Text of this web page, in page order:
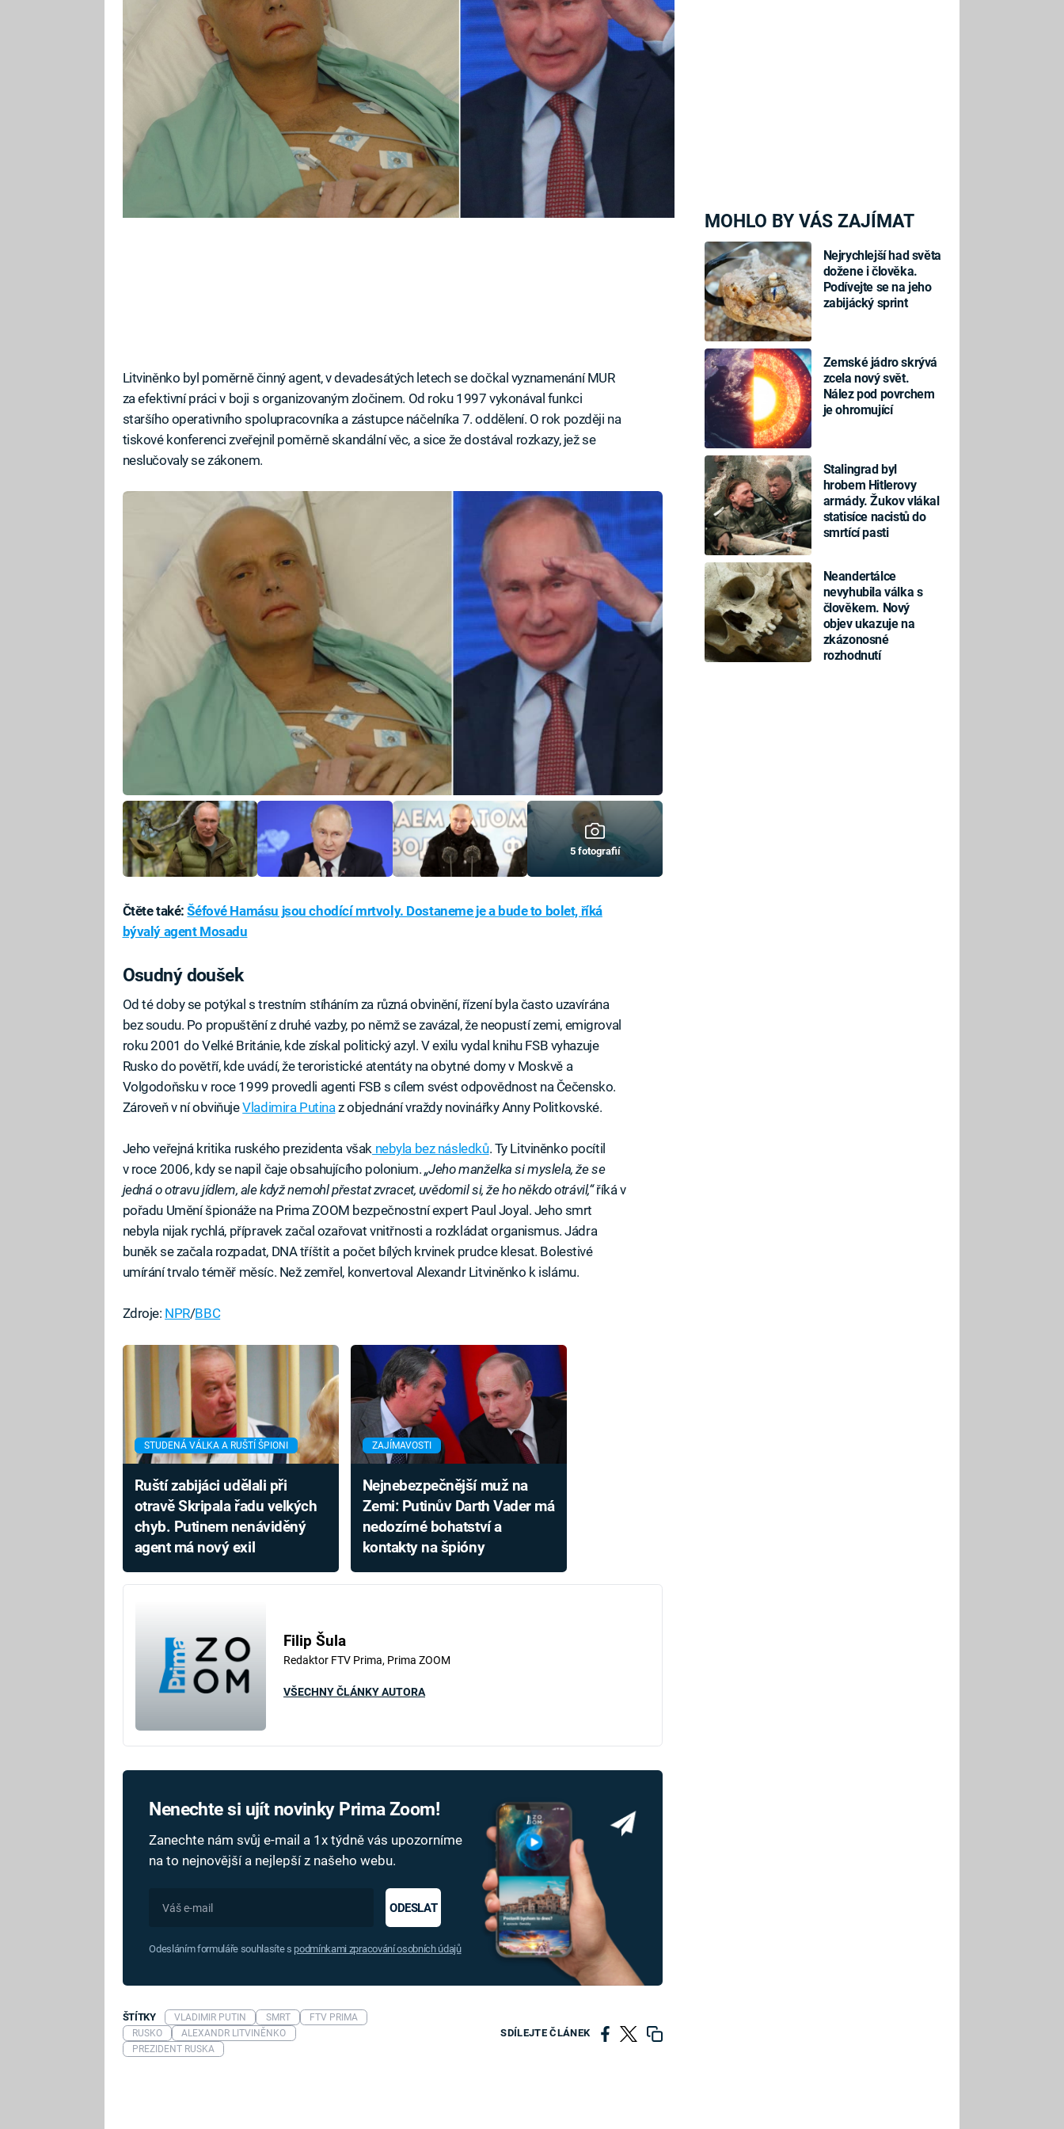
MOHLO BY VÁS ZAJÍMAT
Nejrychlejší had světa
dožene i člověka.
Podívejte se na jeho
zabijácký sprint
Zemské jádro skrývá
zcela nový svět.
Nález pod povrchem
je ohromující
Stalingrad byl
hrobem Hitlerovy
armády. Žukov vlákal
statisíce nacistů do
smrtící pasti
Neandertálce
nevyhubila válka s
člověkem. Nový
objev ukazuje na
zkázonosné
rozhodnutí
pojmenovala po své vlasti polonium, sehrála klíčovou roli v jisté
špionážní aféře v roce 2006. Jejím hlavním aktérem byl Alexandr
Litviněnko, agent KGB, později FSB.
Litviněnko byl poměrně činný agent, v devadesátých letech se dočkal vyznamenání MUR
za efektivní práci v boji s organizovaným zločinem. Od roku 1997 vykonával funkci
staršího operativního spolupracovníka a zástupce náčelníka 7. oddělení. O rok později na
tiskové konferenci zveřejnil poměrně skandální věc, a sice že dostával rozkazy, jež se
neslučovaly se zákonem.
5 fotografií
Čtěte také:Šéfové Hamásu jsou chodící mrtvoly. Dostaneme je a bude to bolet, říká
bývalý agent Mosadu
Osudný doušek
Od té doby se potýkal s trestním stíháním za různá obvinění, řízení byla často uzavírána
bez soudu. Po propuštění z druhé vazby, po němž se zavázal, že neopustí zemi, emigroval
roku 2001 do Velké Británie, kde získal politický azyl. V exilu vydal knihu FSB vyhazuje
Rusko do povětří, kde uvádí, že teroristické atentáty na obytné domy v Moskvě a
Volgodoňsku v roce 1999 provedli agenti FSB s cílem svést odpovědnost na Čečensko.
Zároveň v ní obviňujeVladimira Putina z objednání vraždy novinářky Anny Politkovské.
Jeho veřejná kritika ruského prezidenta všaknebyla bez následků. Ty Litviněnko pocítil
v roce 2006, kdy se napil čaje obsahujícího polonium. „Jeho manželka si myslela, že se
jedná o otravu jídlem, ale když nemohl přestat zvracet, uvědomil si, že ho někdo otrávil,“říká v
pořadu Umění špionáže na Prima ZOOM bezpečnostní expert Paul Joyal. Jeho smrt
nebyla nijak rychlá, přípravek začal ozařovat vnitřnosti a rozkládat organismus. Jádra
buněk se začala rozpadat, DNA tříštit a počet bílých krvinek prudce klesat. Bolestivé
umírání trvalo téměř měsíc. Než zemřel, konvertoval Alexandr Litviněnko k islámu.
Zdroje: NPR/BBC
STUDENÁ VÁLKA A RUŠTÍ ŠPIONI
Ruští zabijáci udělali při
otravě Skripala řadu velkých
chyb. Putinem nenáviděný
agent má nový exil
ZAJÍMAVOSTI
Nejnebezpečnější muž na
Zemi: Putinův Darth Vader má
nedozírné bohatství a
kontakty na špióny
Filip Šula
Redaktor FTV Prima, Prima ZOOM
VŠECHNY ČLÁNKY AUTORA
Nenechte si ujít novinky Prima Zoom!
Zanechte nám svůj e-mail a 1x týdně vás upozorníme
na to nejnovější a nejlepší z našeho webu.
ODESLAT
Odesláním formuláře souhlasíte s podmínkami zpracování osobních údajů
SDÍLEJTE ČLÁNEK
ŠTÍTKY VLADIMIR PUTIN SMRT
FTV PRIMA
RUSKO
ALEXANDR LITVINĚNKO
PREZIDENT RUSKA